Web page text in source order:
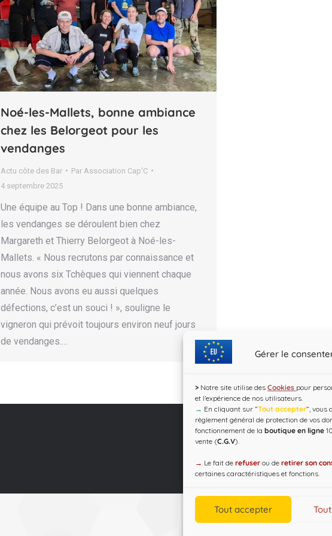
Gérer le
> Notre site utilise des Cookies pour
et l’expérience de nos utilisateurs.
→ En cliquant sur ”Tout accepter”, vous
règlement général de protection de vos
fonctionnement de la boutique en ligne
vente (C.G.V).
→ Le fait de refuser ou de retirer son
certaines caractéristiques et fonctions.
Tout accepter
Noé-les-Mallets, bonne ambiance
chez les Belorgeot pour les
vendanges
Actu côte des Bar Par Association Cap'C
4 septembre 2025
Une équipe au Top ! Dans une bonne ambiance,
les vendanges se déroulent bien chez
Margareth et Thierry Belorgeot à Noé-les-
Mallets. « Nous recrutons par connaissance et
nous avons six Tchèques qui viennent chaque
année. Nous avons eu aussi quelques
défections, c’est un souci ! », souligne le
vigneron qui prévoit toujours environ neuf jours
de vendanges.…